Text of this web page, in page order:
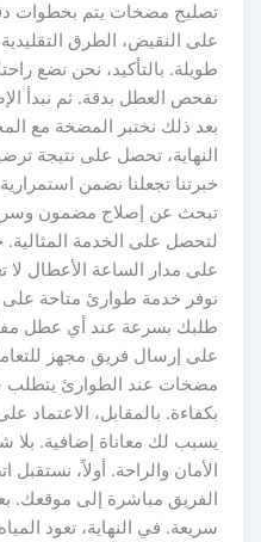
تصليح مضخات يتم بخطوات
على النقيض، الطرق
طويلة. بالتأكيد، نحن نضع
نفحص العطل بدقة. ثم نبدأ
بعد ذلك نختبر المضخة مع
النهاية، تحصل على نتيجة
خبرتنا تجعلنا نضمن
لتحصل على الخدمة
على مدار الساعة الأعطال
طلبك بسرعة عند أي عطل
على إرسال فريق مجهز
مضخات عند الطوارئ يتطلب
بكفاءة. بالمقابل، الاعتماد
يسبب لك معاناة إضافية. بلا
الأمان والراحة. أولاً،
الفريق مباشرة إلى موقعك.
سريعة. في النهاية، تعود